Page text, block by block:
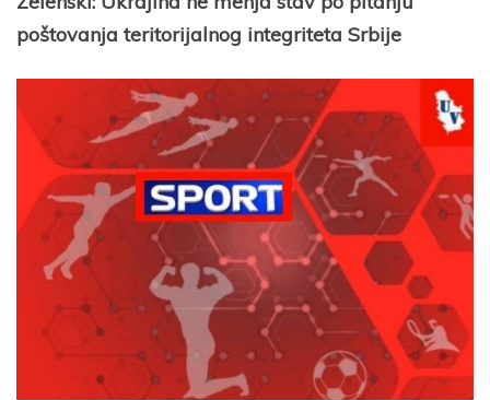
poštovanja teritorijalnog integriteta Srbije